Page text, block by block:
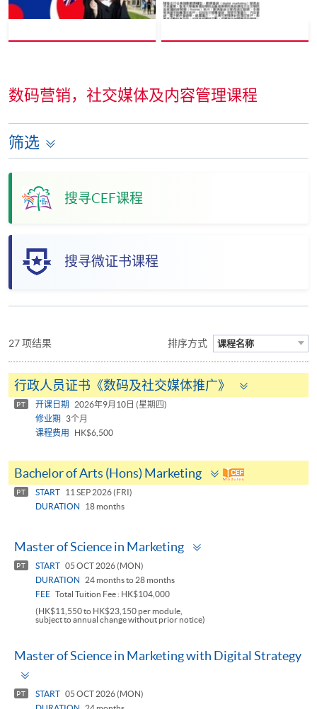
数码营销，社交媒体及内容管理课程
筛选
搜寻CEF课程
搜寻微证书课程
27 项结果 排序方式 课程名称
行政人员证书《数码及社交媒体推广》
panel
PT 开课日期
2026年9月10日 (星期四)
修业期
3个月
课程费用
HK$6,500
Bachelor of Arts (Hons) Marketing
Toggle
panel
PT START
11 SEP 2026 (FRI)
DURATION
18 months
Master of Science in Marketing
PT START 05 OCT 2026 (MON)
DURATION
24 months to 28 months
FEE Total Tuition Fee : HK$104,000
(HK$11,550 to HK$23,150 per module,
subject to annual change without prior notice)
Master of Science in Marketing with Digital Strategy
PT START 05 OCT 2026 (MON)